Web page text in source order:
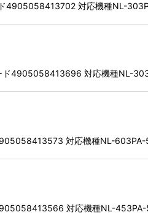
4905058413702 対応機種NL-
4905058413696 対応機種NL-
対応機種NL-
対応機種NL-